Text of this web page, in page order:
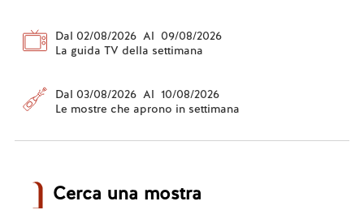
Dal 02/08/2026 Al 09/08/2026
La guida TV della settimana
Dal 03/08/2026 Al 10/08/2026
Le mostre che aprono in settimana
Cerca una mostra